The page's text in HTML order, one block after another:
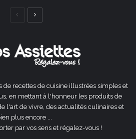
Page
de recettes de cuisine illustrées simples et
en mettant à l'honneur les produits de
l'art de vivre, des actualités culinaires et
plus encore ...
par vos sens et régalez-vous !